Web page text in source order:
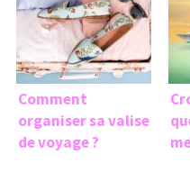
Comment
organiser sa valise
de voyage ?